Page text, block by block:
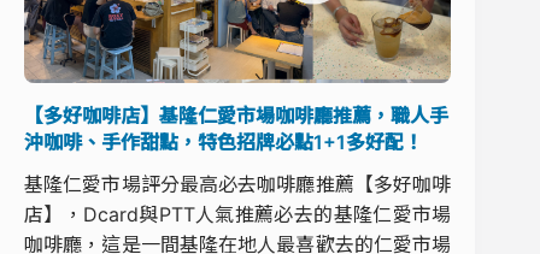
【多好咖啡店】基隆仁愛市場咖啡廳推薦，職人手
沖咖啡、手作甜點，特色招牌必點1+1多好配！
基隆仁愛市場評分最高必去咖啡廳推薦【多好咖啡
店】，Dcard與PTT人氣推薦必去的基隆仁愛市場
咖啡廳，這是一間基隆在地人最喜歡去的仁愛市場